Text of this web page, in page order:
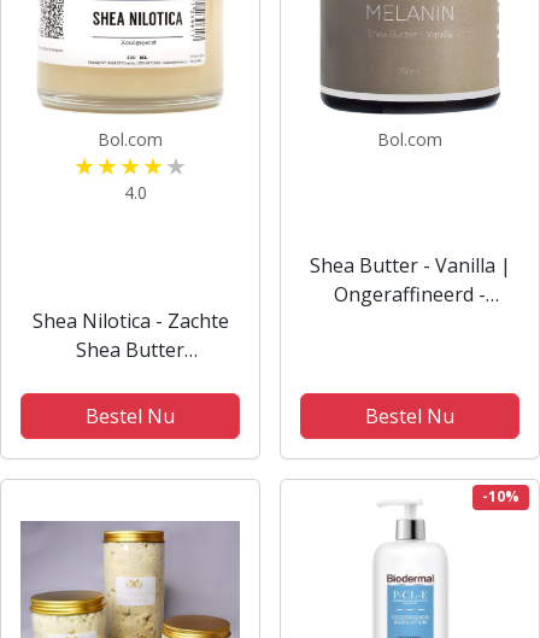
Bol.com
4.0
Shea Nilotica - Zachte
Shea Butter
Bestel Nu
Bol.com
Shea Butter - Vanilla |
Ongeraffineerd -
Bestel Nu
-10%